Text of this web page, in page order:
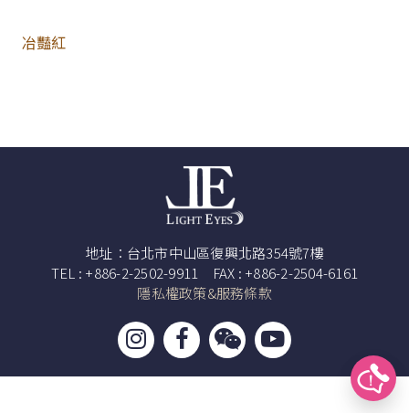
冶豔紅
地址：台北市中山區復興北路354號7樓
TEL : +886-2-2502-9911 FAX : +886-2-2504-6161
隱私權政策&服務條款